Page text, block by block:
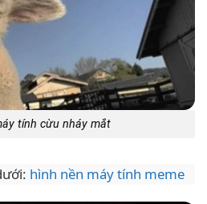
tính cừu nháy mắt
hình nền máy tính meme